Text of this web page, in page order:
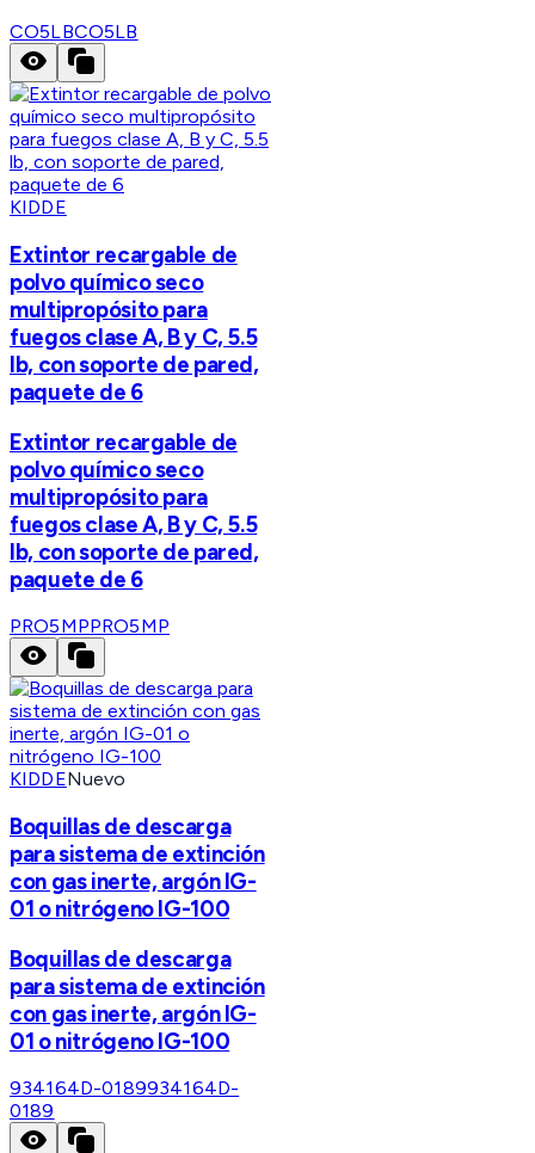
CO5LBCO5LB
KIDDE
Extintor recargable de
polvo químico seco
multipropósito para
fuegos clase A, B y C, 5.5
lb, con soporte de pared,
paquete de 6
Extintor recargable de
polvo químico seco
multipropósito para
fuegos clase A, B y C, 5.5
lb, con soporte de pared,
paquete de 6
PRO5MPPRO5MP
KIDDENuevo
Boquillas de descarga
para sistema de extinción
con gas inerte, argón IG-
01 o nitrógeno IG-100
Boquillas de descarga
para sistema de extinción
con gas inerte, argón IG-
01 o nitrógeno IG-100
934164D-0189934164D-
0189